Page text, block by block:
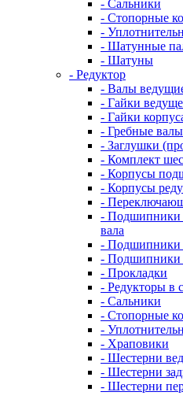
- Сальники
- Стопорные
-
- Шатунные
- Шатуны
- Редуктор
- Валы
- Гайки
- Гайки
- Гребные валы
- Заглушки
- Комплект
- Корпусы
- Корпусы
-
- Подшипники
вала
- Подшипники
- Подшипники
- Прокладки
- Редукторы в
- Сальники
- Стопорные
-
- Храповики
- Шестерни
- Шестерни
- Шестерни